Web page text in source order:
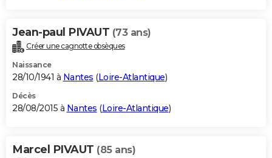
Jean-paul PIVAUT (73 ans)
Créer une cagnotte obsèques
Naissance
28/10/1941 à Nantes (Loire-Atlantique)
Décès
28/08/2015 à Nantes (Loire-Atlantique)
Marcel PIVAUT (85 ans)